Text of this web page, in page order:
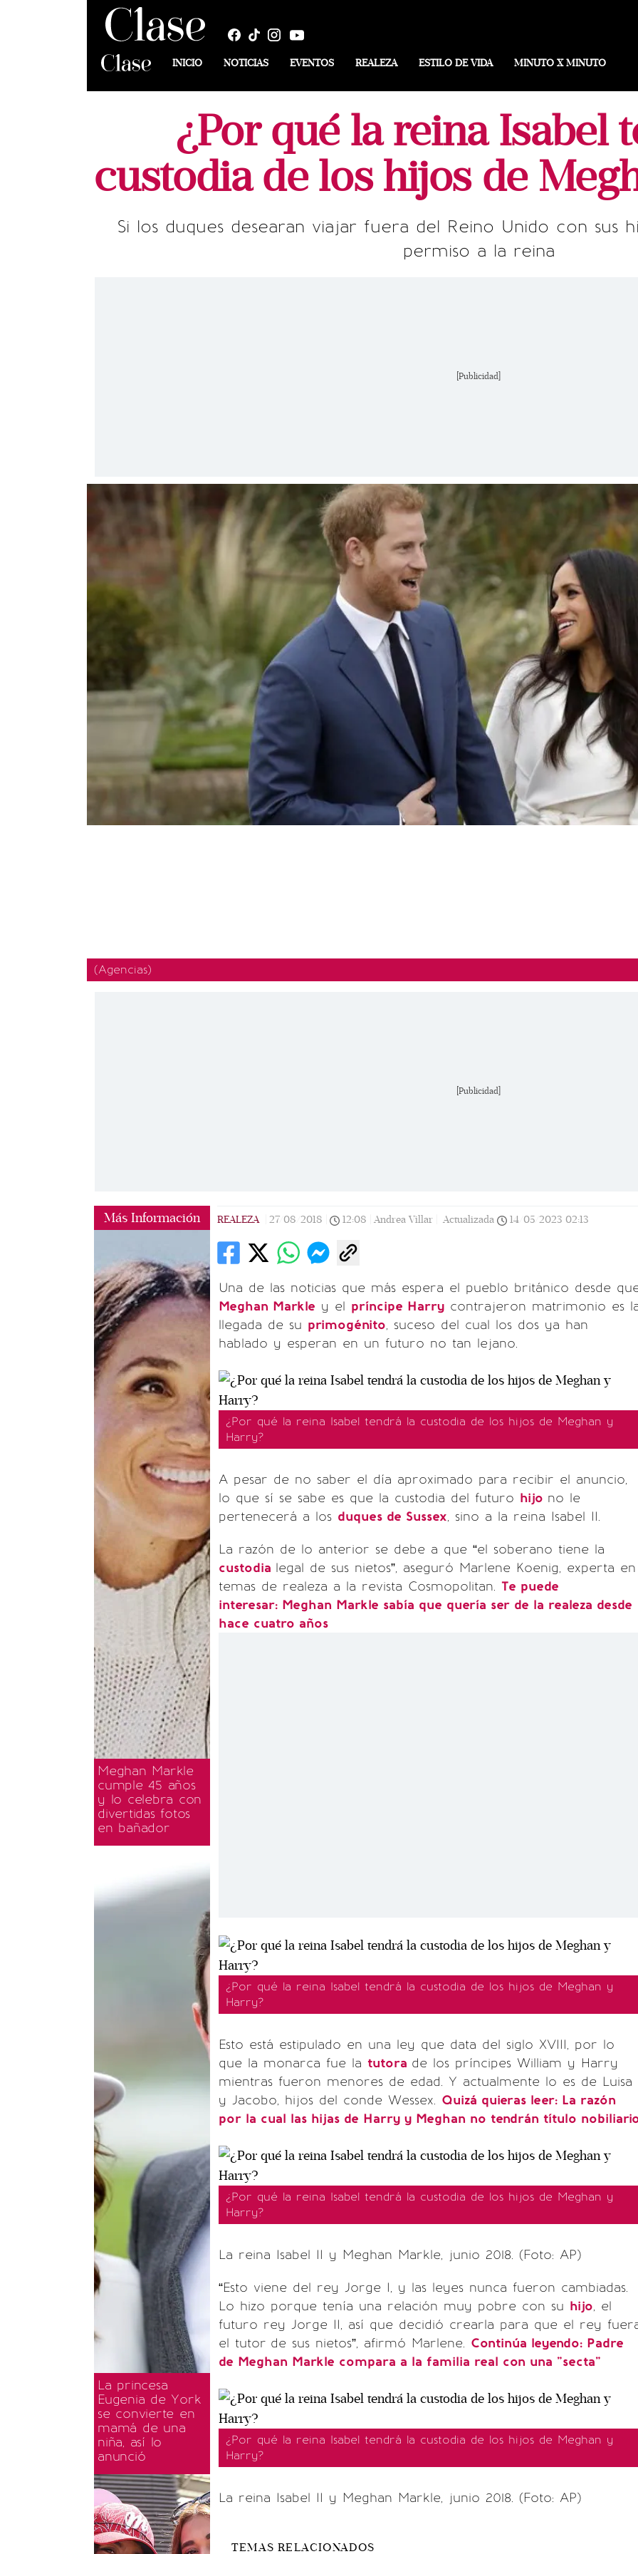
INICIO NOTICIAS EVENTOS REALEZA ESTILO DE VIDA MINUTO X MINUTO
¿Por qué la reina Isabel
custodia de los hijos de
Si los duques desearan viajar fuera del Reino Unido con sus
permiso a la reina
[Publicidad]
(Agencias)
[Publicidad]
Más Información
Meghan Markle
cumple 45 años
y lo celebra con
divertidas fotos
en bañador
La princesa
Eugenia de York
se convierte en
mamá de una
niña, así lo
anunció
REALEZA 27/08/2018 12:08 Andrea Villar | Actualizada 14/05/2023 02:13
Una de las noticias que más espera el pueblo británico desde
Meghan Markle y el príncipe Harry contrajeron matrimonio es
llegada de su primogénito, suceso del cual los dos ya han
hablado y esperan en un futuro no tan lejano.
¿Por qué la reina Isabel tendrá la custodia de los hijos de Meghan y
Harry?
A pesar de no saber el día aproximado para recibir el anuncio,
lo que sí se sabe es que la custodia del futuro hijo no le
pertenecerá a los duques de Sussex, sino a la reina Isabel II.
La razón de lo anterior se debe a que “el soberano tiene la
custodia legal de sus nietos”, aseguró Marlene Koenig, experta en
temas de realeza a la revista Cosmopolitan. Te puede
interesar: Meghan Markle sabía que quería ser de la realeza desde
hace cuatro años
¿Por qué la reina Isabel tendrá la custodia de los hijos de Meghan y
Harry?
Esto está estipulado en una ley que data del siglo XVIII, por lo
que la monarca fue la tutora de los príncipes William y Harry
mientras fueron menores de edad. Y actualmente lo es de Luisa
y Jacobo, hijos del conde Wessex. Quizá quieras leer: La razón
por la cual las hijas de Harry y Meghan no tendrán título
¿Por qué la reina Isabel tendrá la custodia de los hijos de Meghan y
Harry?
La reina Isabel II y Meghan Markle, junio 2018. (Foto: AP)
“Esto viene del rey Jorge I, y las leyes nunca fueron cambiadas.
Lo hizo porque tenía una relación muy pobre con su hijo, el
futuro rey Jorge II, así que decidió crearla para que el rey
el tutor de sus nietos”, afirmó Marlene. Continúa leyendo: Padre
de Meghan Markle compara a la familia real con una "secta"
¿Por qué la reina Isabel tendrá la custodia de los hijos de Meghan y
Harry?
La reina Isabel II y Meghan Markle, junio 2018. (Foto: AP)
TEMAS RELACIONADOS